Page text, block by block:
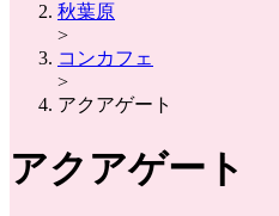
秋葉原
>
コンカフェ
>
アクアゲート
アクアゲート